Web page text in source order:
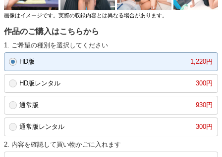
れないんですよっ！おっぱいにジェル塗られて乳首カリカリ診察で泣きそ
うな顔に相席陰キャ男子も思わずのぞき見！仕上げはドクターチンポで膣
れた性生活ライフになっても知らないですよぉ～っ！！ ※本編顔出し
画像はイメージです。実際の収録内容とは異なる場合があります。
作品のご購入はこちらから
1. ご希望の種別を選択してください
HD版 1,220円
HD版レンタル 300円
通常版 930円
通常版レンタル 300円
2. 内容を確認して買い物かごに入れます